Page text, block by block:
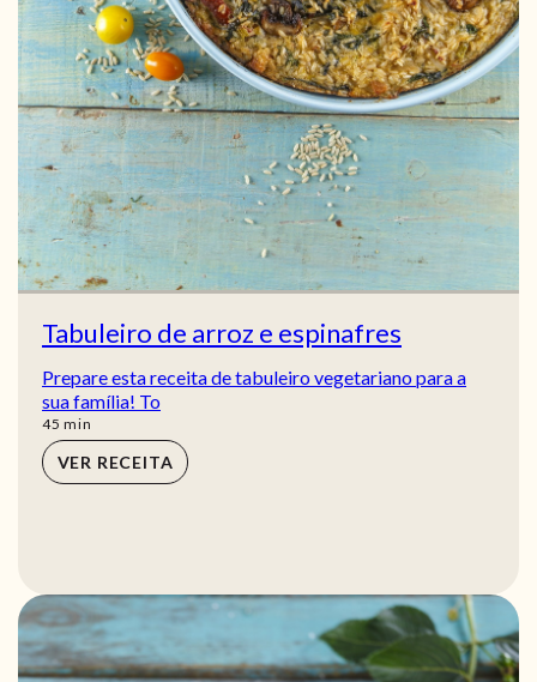
Tabuleiro de arroz e espinafres
Prepare esta receita de tabuleiro vegetariano para a
sua família! To
45 min
min
VER RECEITA